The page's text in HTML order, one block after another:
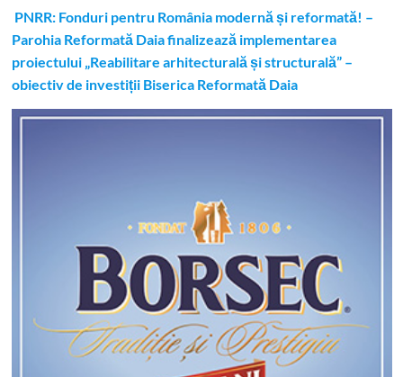
PNRR: Fonduri pentru România modernă și reformată! –
Parohia Reformată Daia finalizează implementarea
proiectului „Reabilitare arhitecturală și structurală” –
obiectiv de investiții Biserica Reformată Daia